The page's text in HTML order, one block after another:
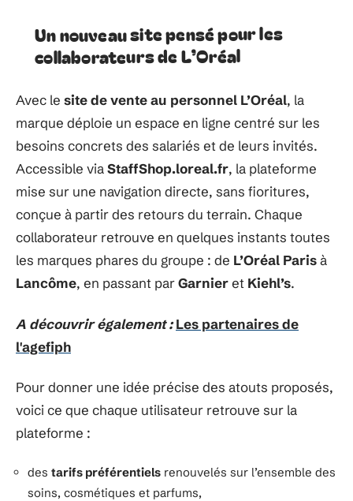
Un nouveau site pensé pour les
collaborateurs de L’Oréal
Avec le site de vente au personnel L’Oréal, la
marque déploie un espace en ligne centré sur les
besoins concrets des salariés et de leurs invités.
Accessible viaStaffShop.loreal.fr, la plateforme
mise sur une navigation directe, sans fioritures,
conçue à partir des retours du terrain. Chaque
collaborateur retrouve en quelques instants toutes
les marques phares du groupe : de L’Oréal Parisà
Lancôme, en passant parGarnieret Kiehl’s.
A découvrir également : Les partenaires de
l'agefiph
Pour donner une idée précise des atouts proposés,
voici ce que chaque utilisateur retrouve sur la
plateforme :
des tarifs préférentiels renouvelés sur l’ensemble des
soins, cosmétiques et parfums,